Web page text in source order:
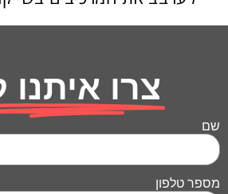
צרו
שם
מספר טלפון